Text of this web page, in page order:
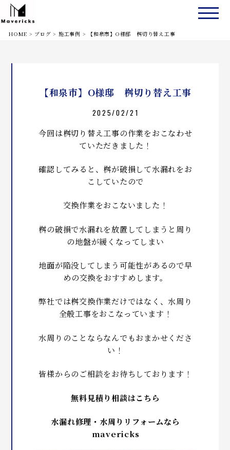
HOME > ブログ > 施工事例 > 【和泉市】O様邸 桝切り替え工事
【和泉市】O様邸 桝切り替え工事
2025/02/21
今回は桝切り替え工事の作業をおこなわせ
ていただきました！
確認してみると、桝が破損して水漏れをお
こしていたので
交換作業をおこないました！
桝の破損で水漏れを放置してしまうと周り
の地盤が緩くなってしまい
地面が陥没してしまう可能性があるので早
めの交換をおすすめします。
弊社では桝交換作業だけではなく、水周り
全般工事をおこなっています！
水周りのことならなんでもおまかせくださ
い！
皆様からのご相談をお待ちしております！
無料見積り相談はこちら
水漏れ修理・水周りリフォームなら
mavericks